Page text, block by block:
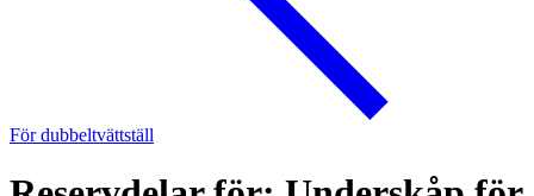
För dubbeltvättställ